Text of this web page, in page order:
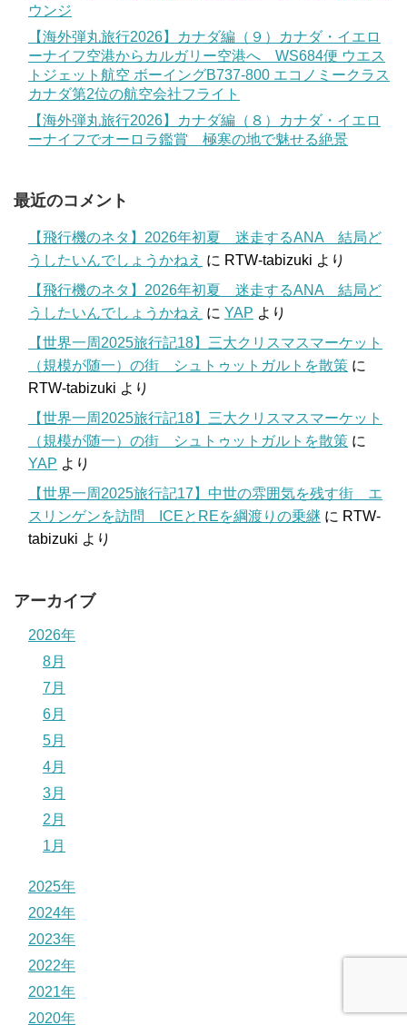
ウンジ
【海外弾丸旅行2026】カナダ編（９）カナダ・イエロ
ーナイフ空港からカルガリー空港へ WS684便 ウエス
トジェット航空 ボーイングB737-800 エコノミークラス
カナダ第2位の航空会社フライト
【海外弾丸旅行2026】カナダ編（８）カナダ・イエロ
ーナイフでオーロラ鑑賞 極寒の地で魅せる絶景
最近のコメント
【飛行機のネタ】2026年初夏 迷走するANA 結局ど
うしたいんでしょうかねえ に RTW-tabizuki より
【飛行機のネタ】2026年初夏 迷走するANA 結局ど
うしたいんでしょうかねえ に YAP より
【世界一周2025旅行記18】三大クリスマスマーケット
（規模が随一）の街 シュトゥットガルトを散策 に
RTW-tabizuki より
【世界一周2025旅行記18】三大クリスマスマーケット
（規模が随一）の街 シュトゥットガルトを散策 に
YAP より
【世界一周2025旅行記17】中世の雰囲気を残す街 エ
スリンゲンを訪問 ICEとREを綱渡りの乗継 に RTW-
tabizuki より
アーカイブ
2026年
8月
7月
6月
5月
4月
3月
2月
1月
2025年
2024年
2023年
2022年
2021年
2020年